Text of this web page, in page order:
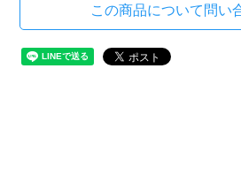
この商品について問い